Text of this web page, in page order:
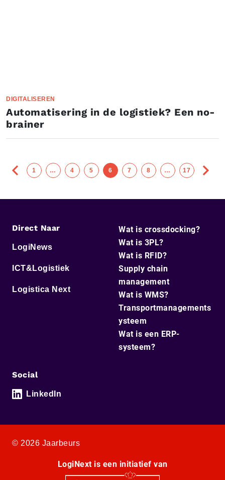
DIGITALISEREN
Automatisering in de logistiek? Een no-
brainer
1 … 4 5 6 7 8 … 17
Direct Naar
LogiNews
ICT&Logistiek
Logistica Next
Wat is crossdocking?
Wat is 3PL?
Wat is RFID?
Supply chain
management
Wat is WMS?
Transportmanagements
ysteem
Wat is een ERP-
systeem?
Social
LinkedIn
© 2026 Jaarbeurs
LogiNext is een initiatief van